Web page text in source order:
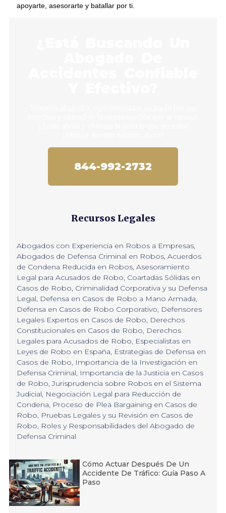
apoyarte, asesorarte y batallar por ti.
844-992-2732
Recursos Legales
Abogados con Experiencia en Robos a Empresas,
Abogados de Defensa Criminal en Robos, Acuerdos
de Condena Reducida en Robos, Asesoramiento
Legal para Acusados de Robo, Coartadas Sólidas en
Casos de Robo, Criminalidad Corporativa y su Defensa
Legal, Defensa en Casos de Robo a Mano Armada,
Defensa en Casos de Robo Corporativo, Defensores
Legales Expertos en Casos de Robo, Derechos
Constitucionales en Casos de Robo, Derechos
Legales para Acusados de Robo, Especialistas en
Leyes de Robo en España, Estrategias de Defensa en
Casos de Robo, Importancia de la Investigación en
Defensa Criminal, Importancia de la Justicia en Casos
de Robo,Jurisprudencia sobre Robos en el Sistema
Judicial, Negociación Legal para Reducción de
Condena, Proceso de Plea Bargaining en Casos de
Robo, Pruebas Legales y su Revisión en Casos de
Robo, Roles y Responsabilidades del Abogado de
Defensa Criminal
Cómo Actuar Después De Un
Accidente De Tráfico: Guía Paso A
Paso